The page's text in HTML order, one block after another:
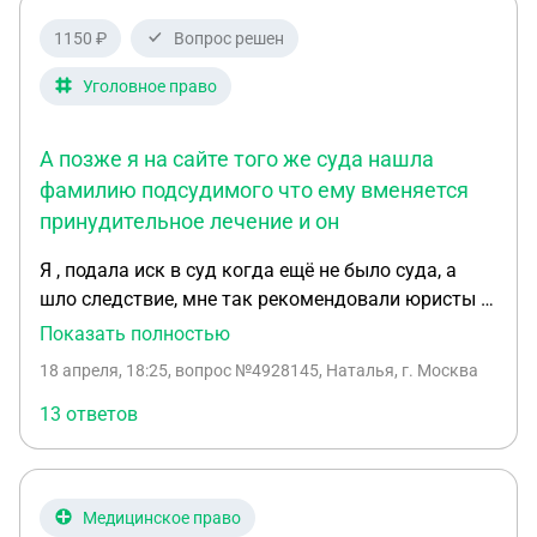
1150 ₽ Вопрос решен
Уголовное право
А позже я на сайте того же суда нашла
фамилию подсудимого что ему вменяется
принудительное лечение и он
Я , подала иск в суд когда ещё не было суда, а
шло следствие, мне так рекомендовали юристы с
этого сайта, а судья взяла этот иск после 16.01.26
на сайте мосгорсуд Перовского района не было
никакой информации по решению судьи. А позже
я на сайте того же суда нашла фамилию
подсудимого что ему вменяется принудительное
суда определил меру пресечения 26.03 26, а
Показать полностью
18 апреля, 18:25, вопрос №4928145, Наталья, г. Москва
13 ответов
Медицинское право